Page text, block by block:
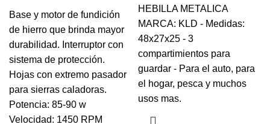
Base y motor de fundición
de hierro que brinda mayor
durabilidad. Interruptor con
sistema de protección.
Hojas con extremo pasador
para sierras caladoras.
Potencia: 85-90 w
Velocidad: 1450 RPM
HEBILLA METALICA
MARCA: KLD - Medidas:
48x27x25 - 3
compartimientos para
guardar - Para el auto, para
el hogar, pesca y muchos
usos mas.